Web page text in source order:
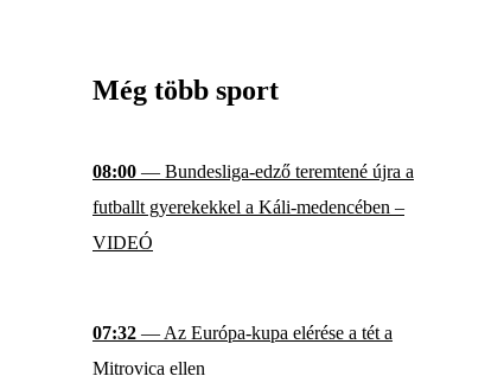
Még több sport
08:00 — Bundesliga-edző teremtené újra a
futballt gyerekekkel a Káli-medencében –
VIDEÓ
07:32 — Az Európa-kupa elérése a tét a
Mitrovica ellen